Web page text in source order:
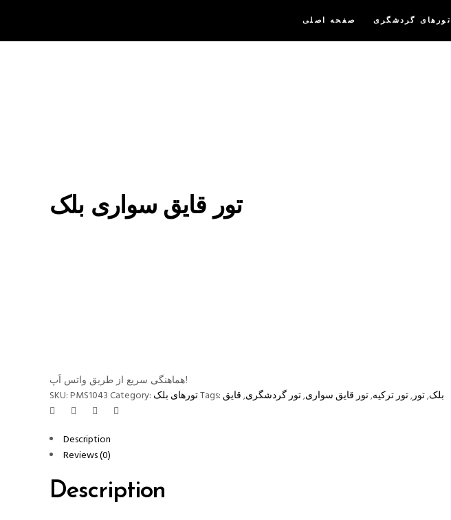
صفحه اصلی تورهای گردشگری
تور قایق سواری بلک
هماهنگی سریع از طریق واتس اَپ!
SKU:PMS1043 Category: تورهای بلکTags: بلک,تور,تور ترکیه,تور قایق سواری,تور گردشگری,قایق
Description
Reviews (0)
Description